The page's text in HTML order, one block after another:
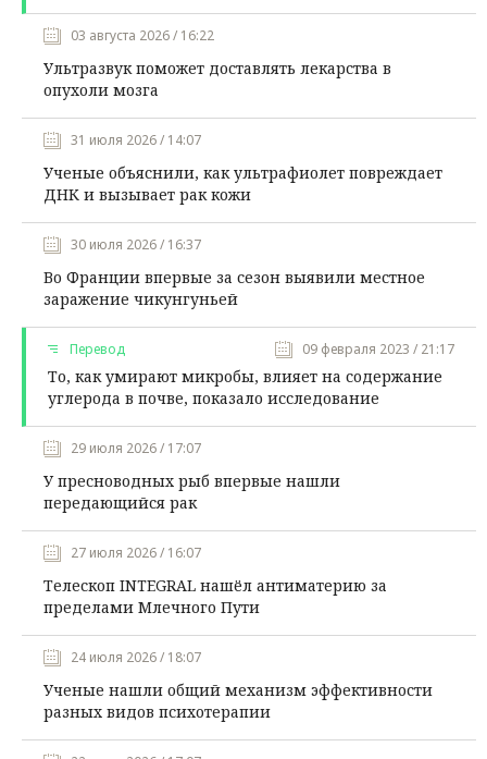
03 августа 2026 / 16:22
Ультразвук поможет доставлять лекарства в
опухоли мозга
31 июля 2026 / 14:07
Ученые объяснили, как ультрафиолет повреждает
ДНК и вызывает рак кожи
30 июля 2026 / 16:37
Во Франции впервые за сезон выявили местное
заражение чикунгуньей
Перевод 09 февраля 2023 / 21:17
То, как умирают микробы, влияет на содержание
углерода в почве, показало исследование
29 июля 2026 / 17:07
У пресноводных рыб впервые нашли
передающийся рак
27 июля 2026 / 16:07
Телескоп INTEGRAL нашёл антиматерию за
пределами Млечного Пути
24 июля 2026 / 18:07
Ученые нашли общий механизм эффективности
разных видов психотерапии